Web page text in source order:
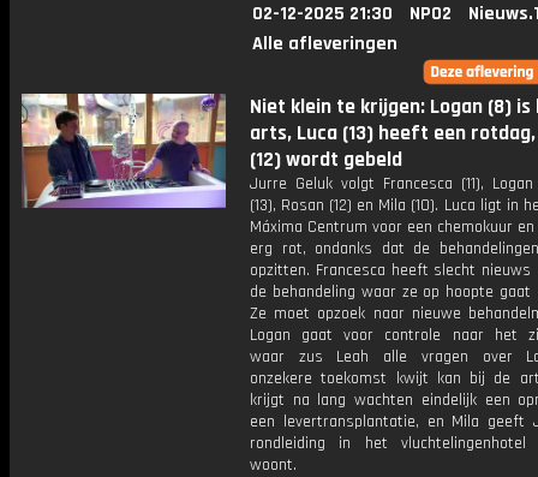
02-12-2025 21:30 NPO2
Alle afleveringen
Niet klein te krijgen: Logan (8) is
arts, Luca (13) heeft een rotdag,
(12) wordt gebeld
Jurre Geluk volgt Francesca (11),
(13), Rosan (12) en Mila (10). Luca ligt in
Máxima Centrum voor een chemokuur
erg rot, ondanks dat de
opzitten. Francesca heeft slecht nieuws
de behandeling waar ze op hoopte gaat
Ze moet opzoek naar nieuwe
Logan gaat voor controle naar het
waar zus Leah alle vragen over
onzekere toekomst kwijt kan bij de
krijgt na lang wachten eindelijk een
een levertransplantatie, en Mila geeft
rondleiding in het
woont.